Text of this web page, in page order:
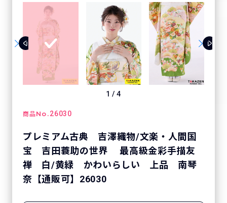
1 /4
商品No.26030
プレミアム古典 吉澤織物/文楽・人間国
宝 吉田蓑助の世界 最高級金彩手描友
禅 白/黄緑 かわいらしい 上品 南琴
奈【通販可】26030